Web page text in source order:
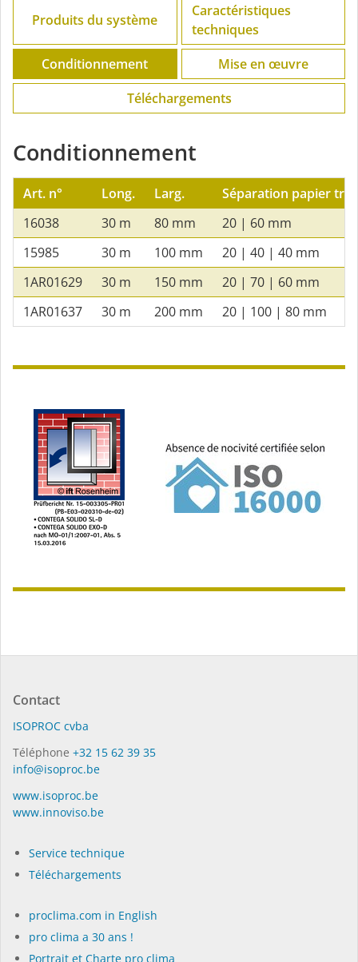
Produits du système
Caractéristiques
techniques
Conditionnement
Mise en œuvre
Téléchargements
Conditionnement
Art. n° Long. Larg.
Séparation papier
16038
30 m 80 mm
20 | 60 mm
15985
30 m 100 mm
20 | 40 | 40 mm
1AR01629
30 m 150 mm
20 | 70 | 60 mm
1AR01637
30 m 200 mm 20 | 100 | 80 mm
Contact
ISO­PROC cvba
Téléphone +32 15 62 39 35
info@isoproc.be
www.isoproc.be
www.innoviso.be
Service technique
Téléchargements
proclima.com in English
pro clima a 30 ans !
Portrait et Charte pro clima